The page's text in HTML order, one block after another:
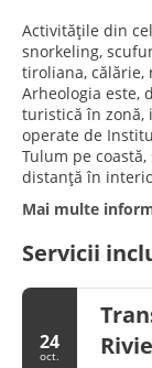
Activitățile din
snorkeling,
tiroliana,
Arheologia este,
turistică în zonă,
operate de
Tulum pe
distanță în
Mai multe
Servicii
24
oct.